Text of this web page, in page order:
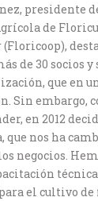
presidente
de
(Floricoop),
de 30 socios
que en
Sin embargo,
en 2012
que nos ha
negocios.
el cultivo de